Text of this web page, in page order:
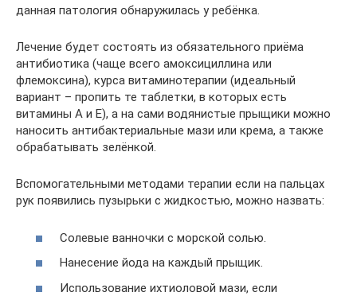
данная патология обнаружилась у ребёнка.
Лечение будет состоять из обязательного приёма
антибиотика (чаще всего амоксициллина или
флемоксина), курса витаминотерапии (идеальный
вариант – пропить те таблетки, в которых есть
витамины A и E), а на сами водянистые прыщики можно
наносить антибактериальные мази или крема, а также
обрабатывать зелёнкой.
Вспомогательными методами терапии если на пальцах
рук появились пузырьки с жидкостью, можно назвать:
Солевые ванночки с морской солью.
Нанесение йода на каждый прыщик.
Использование ихтиоловой мази, если